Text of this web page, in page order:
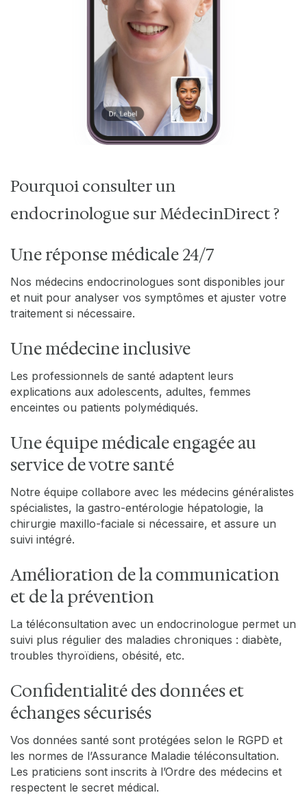
Pourquoi consulter un
endocrinologue sur MédecinDirect ?
Une réponse médicale 24/7
Nos médecins endocrinologues sont disponibles jour
et nuit pour analyser vos symptômes et ajuster votre
traitement si nécessaire.
Une médecine inclusive
Les professionnels de santé adaptent leurs
explications aux adolescents, adultes, femmes
enceintes ou patients polymédiqués.
Une équipe médicale engagée au
service de votre santé
Notre équipe collabore avec les médecins généralistes
spécialistes, la gastro-entérologie hépatologie, la
chirurgie maxillo-faciale si nécessaire, et assure un
suivi intégré.
Amélioration de la communication
et de la prévention
La téléconsultation avec un endocrinologue permet un
suivi plus régulier des maladies chroniques : diabète,
troubles thyroïdiens, obésité, etc.
Confidentialité des données et
échanges sécurisés
Vos données santé sont protégées selon le RGPD et
les normes de l’Assurance Maladie téléconsultation.
Les praticiens sont inscrits à l’Ordre des médecins et
respectent le secret médical.